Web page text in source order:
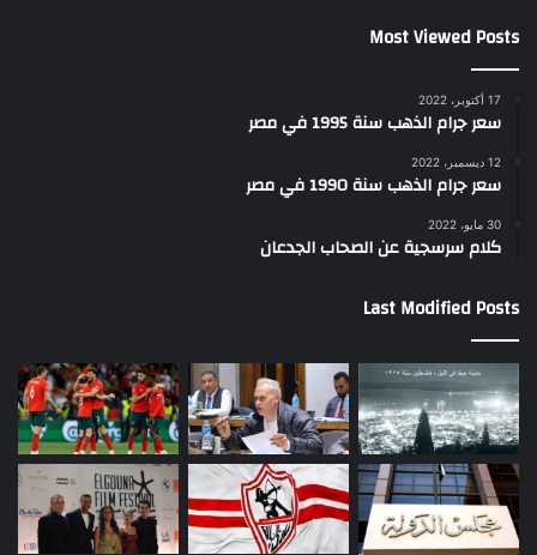
Most Viewed Posts
17 أكتوبر، 2022
سعر جرام الذهب سنة 1995 في مصر
12 ديسمبر، 2022
سعر جرام الذهب سنة 1990 في مصر
30 مايو، 2022
كلام سرسجية عن الصحاب الجدعان
Last Modified Posts